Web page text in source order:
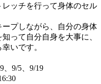
ッチを行って身体のセル
プしながら、自分の身体
って自分自身を大事に、
いです。
、9/5、9/19